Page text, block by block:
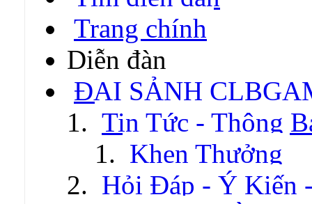
Trang chính
Diễn đàn
ĐẠI SẢNH
Tin Tức - Thông
Khen Thưởng
Hỏi Đáp - Ý Kiến